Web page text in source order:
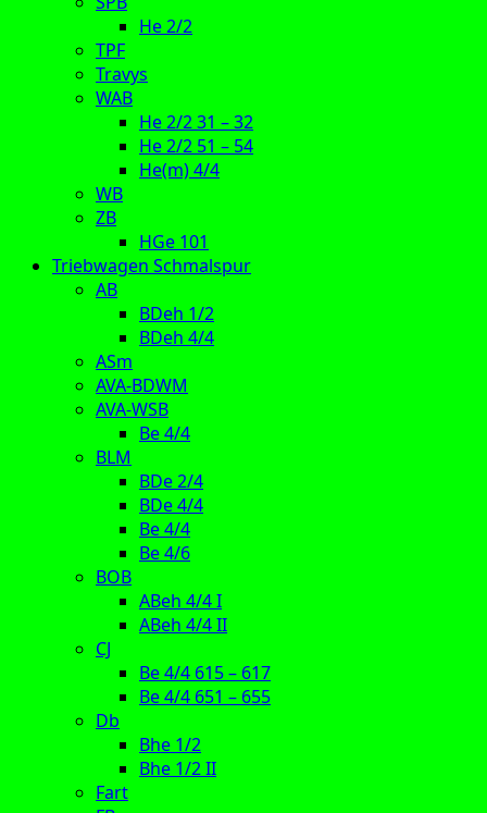
He 2/2
TPF
Travys
WAB
He 2/2 31 – 32
He 2/2 51 – 54
He(m) 4/4
WB
ZB
HGe 101
Triebwagen Schmalspur
AB
BDeh 1/2
BDeh 4/4
ASm
AVA-BDWM
AVA-WSB
Be 4/4
BLM
BDe 2/4
BDe 4/4
Be 4/4
Be 4/6
BOB
ABeh 4/4 I
ABeh 4/4 II
CJ
Be 4/4 615 – 617
Be 4/4 651 – 655
Db
Bhe 1/2
Bhe 1/2 II
Fart